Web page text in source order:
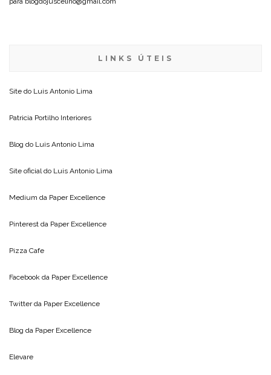
LINKS ÚTEIS
Site do Luis Antonio Lima
Patricia Portilho Interiores
Blog do Luis Antonio Lima
Site oficial do Luis Antonio Lima
Medium da Paper Excellence
Pinterest da Paper Excellence
Pizza Cafe
Facebook da Paper Excellence
Twitter da Paper Excellence
Blog da Paper Excellence
Elevare